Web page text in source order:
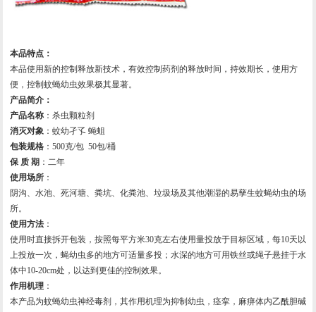
本品特点：
本品使用新的控制释放新技术，有效控制药剂的释放时间，持效期长，使用方
便，控制蚊蝇幼虫效果极其显著。
产品简介：
产品名称：杀虫颗粒剂
消灭对象 ：蚊幼孑孓 蝇蛆
包装规格：500克/包 50包/桶
保 质 期：二年
使用场所：
阴沟、水池、死河塘、粪坑、化粪池、垃圾场及其他潮湿的易孳生蚊蝇幼虫的场
所。
使用方法：
使用时直接拆开包装，按照每平方米30克左右使用量投放于目标区域，每10天以
上投放一次，蝇幼虫多的地方可适量多投；水深的地方可用铁丝或绳子悬挂于水
体中10-20cm处，以达到更佳的控制效果。
作用机理：
本产品为蚊蝇幼虫神经毒剂，其作用机理为抑制幼虫，痉挛，麻痹体内乙酰胆碱